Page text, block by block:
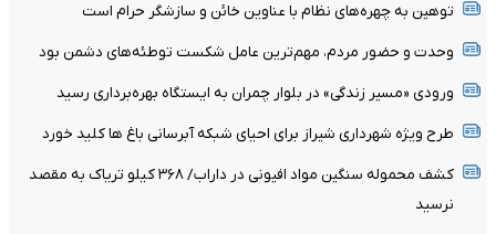
توهین به چهره‌های نظام با عناوین خائن و سازشگر حرام است
وحدت و حضور مردم، مهم‌ترین عامل شکست توطئه‌های دشمن بود
ورودی «مسیر زندگی» در بلوار چمران به ایستگاه بهره‌برداری رسید
طرح ویژه شهرداری شیراز برای احیای شبکه آبرسانی باغ ها کلید خورد
کشف محموله سنگین مواد افیونی در داراب/ ۳۶۸ کیلو تریاک به مقصد
نرسید